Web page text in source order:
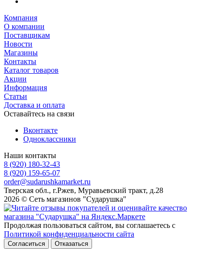
Компания
О компании
Поставщикам
Новости
Магазины
Контакты
Каталог товаров
Акции
Информация
Статьи
Доставка и оплата
Оставайтесь на связи
Вконтакте
Одноклассники
Наши контакты
8 (920) 180-32-43
8 (920) 159-65-07
order@sudarushkamarket.ru
Тверская обл., г.Ржев, Муравьевский тракт, д.28
2026 © Сеть магазинов "Сударушка"
Продолжая пользоваться сайтом, вы соглашаетесь с
Политикой конфиденциальности сайта
Согласиться Отказаться